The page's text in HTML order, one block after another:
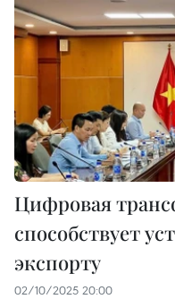
Цифровая
способствует
экспорту
02/10/2025 20:00